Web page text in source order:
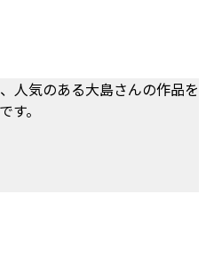
人気のある大島さんの作品を
す。